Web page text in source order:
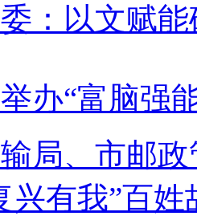
：以文赋
办“富脑强
局、市邮
兴有我”百姓